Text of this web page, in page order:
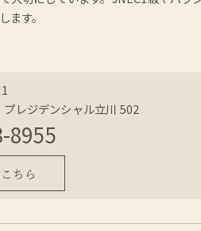
す。
レジデンシャル立川 502
8955
ちら